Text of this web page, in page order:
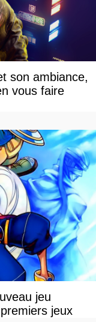
son ambiance,
vous faire
jeu
jeux